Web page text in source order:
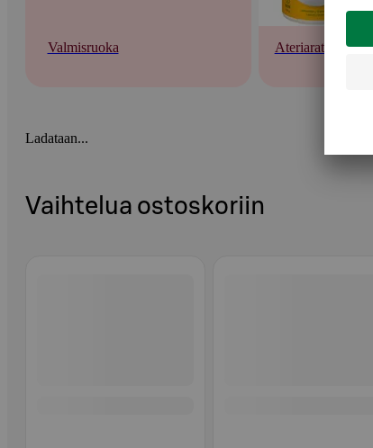
Valmisruoka Ateriaratkaisut
Ladataan...
Vaihtelua ostoskoriin